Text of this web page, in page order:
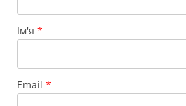
Ім'я *
Email *